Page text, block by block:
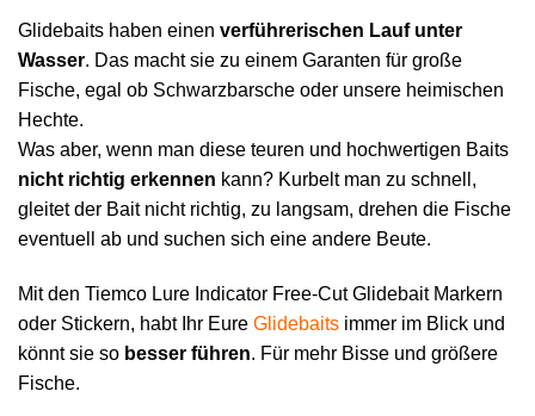
Glidebaits haben einen verführerischen Lauf unter
Wasser. Das macht sie zu einem Garanten für große
Fische, egal ob Schwarzbarsche oder unsere heimischen
Hechte.
Was aber, wenn man diese teuren und hochwertigen Baits
nicht richtig erkennen kann? Kurbelt man zu schnell,
gleitet der Bait nicht richtig, zu langsam, drehen die Fische
eventuell ab und suchen sich eine andere Beute.
Mit den Tiemco Lure Indicator Free-Cut Glidebait Markern
oder Stickern, habt Ihr Eure Glidebaits immer im Blick und
könnt sie so besser führen. Für mehr Bisse und größere
Fische.